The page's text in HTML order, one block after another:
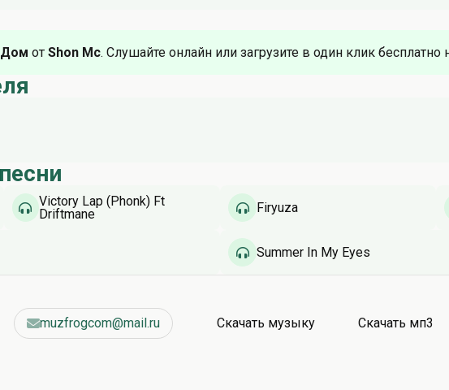
Дом от Shon Mc. Слушайте онлайн или загрузите в один клик бесплатно
Victory Lap (Phonk) Ft
Driftmane
Firyuza
Summer In My Eyes
muzfrogcom@mail.ru Скачать музыку Скачать мп3